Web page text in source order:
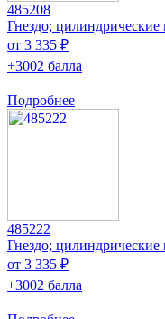
485208
Гнездо;
от 3 335 ₽
+3002 балла
Подробнее
485222
Гнездо;
от 3 335 ₽
+3002 балла